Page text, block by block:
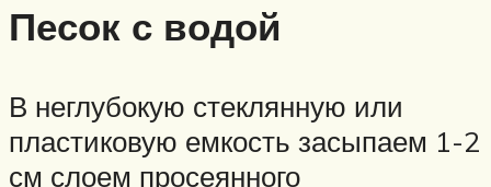
Песок с водой
В неглубокую стеклянную или
пластиковую емкость засыпаем 1-2
см слоем просеянного